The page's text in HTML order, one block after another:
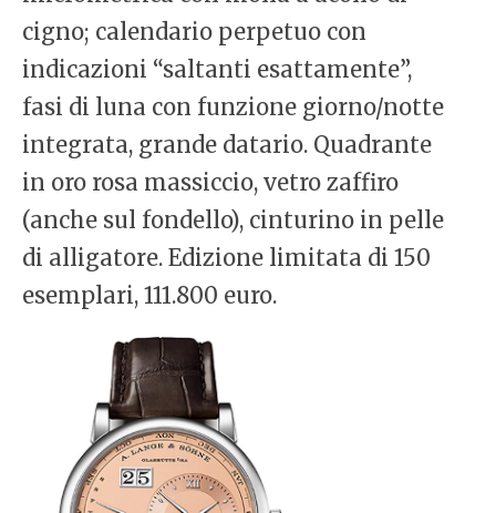
cigno; calendario perpetuo con
indicazioni “saltanti esattamente”,
fasi di luna con funzione giorno/notte
integrata, grande datario. Quadrante
in oro rosa massiccio, vetro zaffiro
(anche sul fondello), cinturino in pelle
di alligatore. Edizione limitata di 150
esemplari, 111.800 euro.